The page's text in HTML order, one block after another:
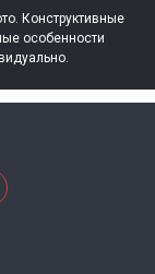
IN
Конструктивные
особенности